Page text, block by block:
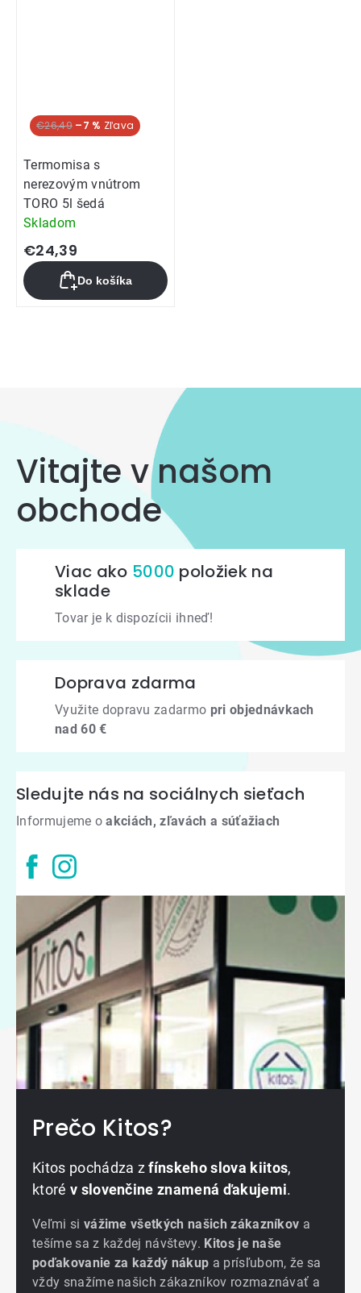
€26,49 –7 %
Termomisa s
nerezovým vnútrom
TORO 5l šedá
Skladom
€24,39
Do košíka
prvky
výpisu
Vitajte v našom
obchode
Viac ako 5000 položiek na
sklade
Tovar je k dispozícii ihneď!
Doprava zdarma
Využite dopravu zadarmo pri objednávkach
nad 60 €
Sledujte nás na sociálnych sieťach
Informujeme oakciách, zľavách a súťažiach
Prečo Kitos?
Kitos pochádza zfínskeho slova kiitos,
ktoré v slovenčine znamená ďakujemi.
Veľmi si vážime všetkých našich zákazníkov a
tešíme sa z každej návštevy. Kitos je naše
poďakovanie za každý nákup a prísľubom, že sa
vždy snažíme našich zákazníkov rozmaznávať a